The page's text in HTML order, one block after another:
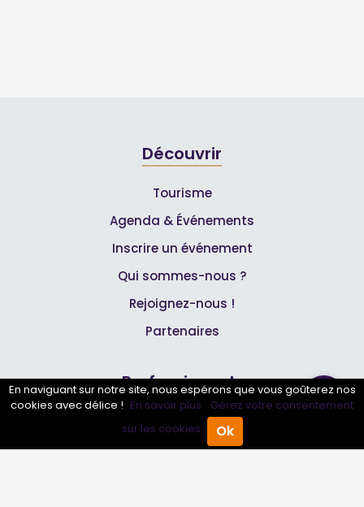
Annuaire Pro Agenda
Découvrir
Tourisme
Agenda & Événements
Inscrire un événement
Qui sommes-nous ?
Rejoignez-nous !
Partenaires
Professionnels
Annuaire pro
Inscrire mon entreprise
En naviguant sur notre site, nous espérons que vous goûterez nos
cookies avec délice ! En savoir plus. Gérez votre consentement
sur les cookies.
Ok